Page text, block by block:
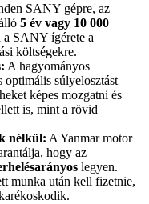
SANY gépre, az
5 év vagy 10 000
a SANY ígérete a
költségekre.
A hagyományos
optimális súlyelosztást
képes mozgatni és
is, mint a rövid
nélkül: A Yanmar motor
hogy az
legyen.
munka után kell fizetnie,